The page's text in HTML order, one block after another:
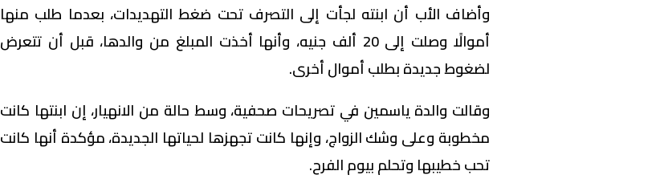
وأضاف الأب أن ابنته لجأت إلى التصرف تحت ضغط التهديدات، بعدما طلب منها
أموالًا وصلت إلى 20 ألف جنيه، وأنها أخذت المبلغ من والدها، قبل أن تتعرض
لضغوط جديدة بطلب أموال أخرى.
وقالت والدة ياسمين في تصريحات صحفية، وسط حالة من الانهيار، إن ابنتها كانت
مخطوبة وعلى وشك الزواج، وإنها كانت تجهزها لحياتها الجديدة، مؤكدة أنها كانت
تحب خطيبها وتحلم بيوم الفرح.